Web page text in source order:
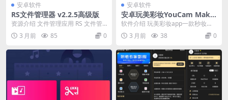
安卓软件
RS文件管理器 v2.2.5高级版
资源介绍 文件管理应用 RS 文件管
理器 – RS 文件资源管理器是...
3 月前 85 0
安卓软件
安卓玩美彩妆YouCam Make
up v6.40.0高级版
软件介绍 玩美彩妆app一款秒妆魔
镜，移动上妆的手机软件，玩美彩
妆app自拍也能...
3 月前 38 0